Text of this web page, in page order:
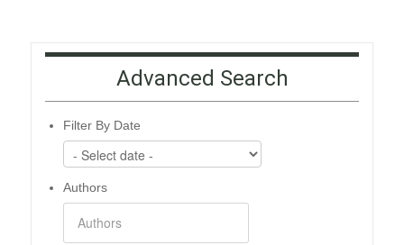
Advanced Search
Filter By Date
Authors